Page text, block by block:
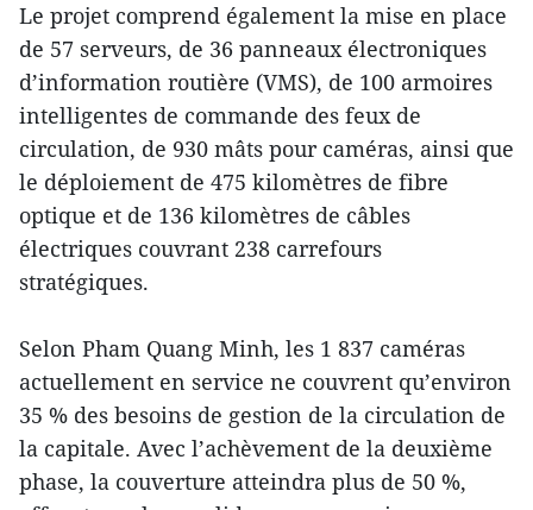
Le projet comprend également la mise en place
de 57 serveurs, de 36 panneaux électroniques
d’information routière (VMS), de 100 armoires
intelligentes de commande des feux de
circulation, de 930 mâts pour caméras, ainsi que
le déploiement de 475 kilomètres de fibre
optique et de 136 kilomètres de câbles
électriques couvrant 238 carrefours
stratégiques.
Selon Pham Quang Minh, les 1 837 caméras
actuellement en service ne couvrent qu’environ
35 % des besoins de gestion de la circulation de
la capitale. Avec l’achèvement de la deuxième
phase, la couverture atteindra plus de 50 %,